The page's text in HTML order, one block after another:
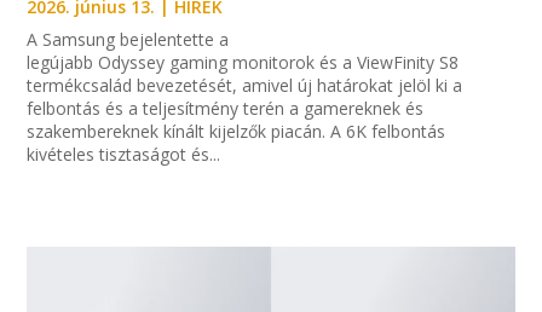
2026. június 13. | HÍREK
A Samsung bejelentette a
legújabb Odyssey gaming monitorok és a ViewFinity S8
termékcsalád bevezetését, amivel új határokat jelöl ki a
felbontás és a teljesítmény terén a gamereknek és
szakembereknek kínált kijelzők piacán. A 6K felbontás
kivételes tisztaságot és...